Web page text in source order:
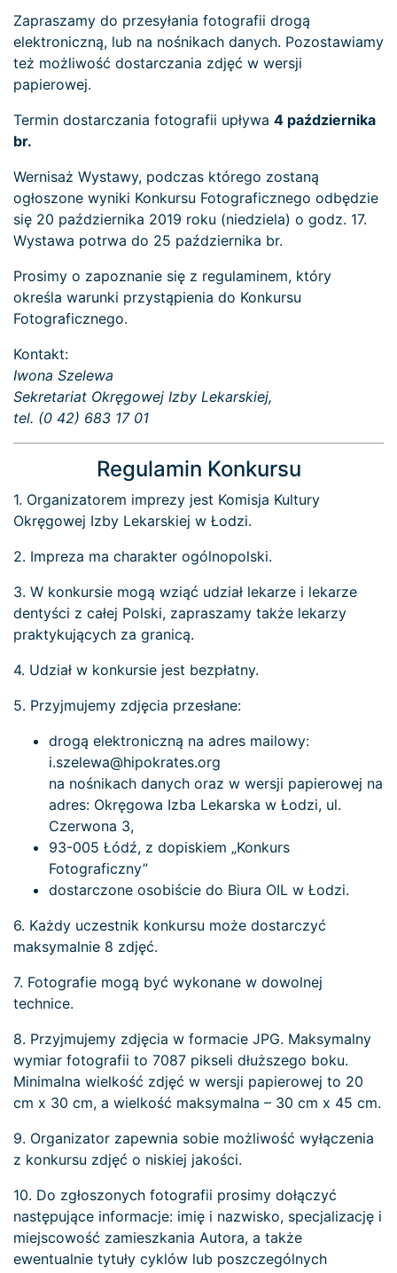
Zapraszamy do przesyłania fotografii drogą
elektroniczną, lub na nośnikach danych. Pozostawiamy
też możliwość dostarczania zdjęć w wersji
papierowej.
Termin dostarczania fotografii upływa 4 października
br.
Wernisaż Wystawy, podczas którego zostaną
ogłoszone wyniki Konkursu Fotograficznego odbędzie
się 20 października 2019 roku (niedziela) o godz. 17.
Wystawa potrwa do 25 października br.
Prosimy o zapoznanie się z regulaminem, który
określa warunki przystąpienia do Konkursu
Fotograficznego.
Kontakt:
Iwona Szelewa
Sekretariat Okręgowej Izby Lekarskiej,
tel. (0 42) 683 17 01
Regulamin Konkursu
1. Organizatorem imprezy jest Komisja Kultury
Okręgowej Izby Lekarskiej w Łodzi.
2. Impreza ma charakter ogólnopolski.
3. W konkursie mogą wziąć udział lekarze i lekarze
dentyści z całej Polski, zapraszamy także lekarzy
praktykujących za granicą.
4. Udział w konkursie jest bezpłatny.
5. Przyjmujemy zdjęcia przesłane:
drogą elektroniczną na adres mailowy:
i.szelewa@hipokrates.org
na nośnikach danych oraz w wersji papierowej na
adres: Okręgowa Izba Lekarska w Łodzi, ul.
Czerwona 3,
93-005 Łódź, z dopiskiem „Konkurs
Fotograficzny”
dostarczone osobiście do Biura OIL w Łodzi.
6. Każdy uczestnik konkursu może dostarczyć
maksymalnie 8 zdjęć.
7. Fotografie mogą być wykonane w dowolnej
technice.
8. Przyjmujemy zdjęcia w formacie JPG. Maksymalny
wymiar fotografii to 7087 pikseli dłuższego boku.
Minimalna wielkość zdjęć w wersji papierowej to 20
cm x 30 cm, a wielkość maksymalna – 30 cm x 45 cm.
9. Organizator zapewnia sobie możliwość wyłączenia
z konkursu zdjęć o niskiej jakości.
10. Do zgłoszonych fotografii prosimy dołączyć
następujące informacje: imię i nazwisko, specjalizację i
miejscowość zamieszkania Autora, a także
ewentualnie tytuły cyklów lub poszczególnych